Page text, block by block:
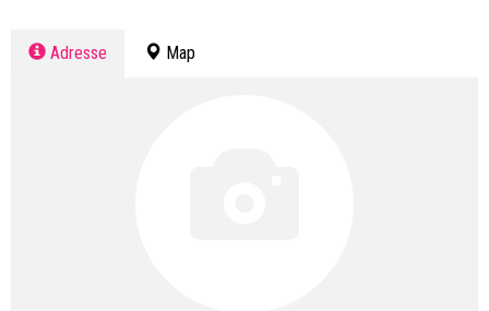
Adresse Map